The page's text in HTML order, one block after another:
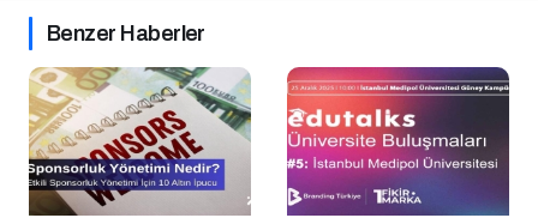
Benzer Haberler